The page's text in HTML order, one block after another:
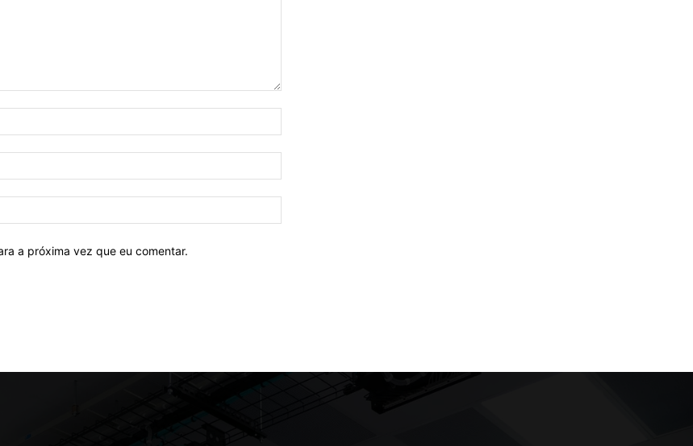
a próxima vez que eu comentar.